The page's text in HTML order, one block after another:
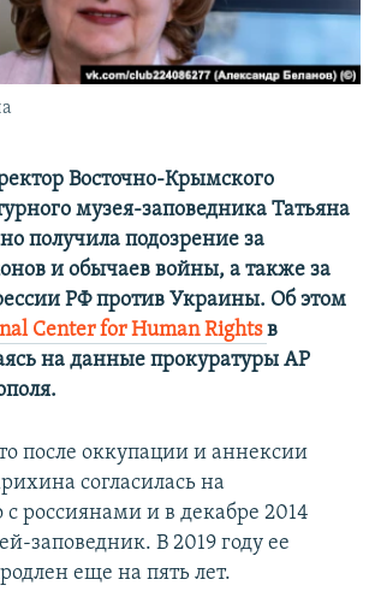
КРЫМА
RL
Восточно-Крымского
музея-заповедника Татьяна
получила подозрение за
и обычаев войны, а также за
РФ против Украины. Об этом
Center for Human Rights в
на данные прокуратуры АР
после оккупации и аннексии
согласилась на
с россиянами и в декабре 2014
заповедник. В 2019 году ее
еще на пять лет.